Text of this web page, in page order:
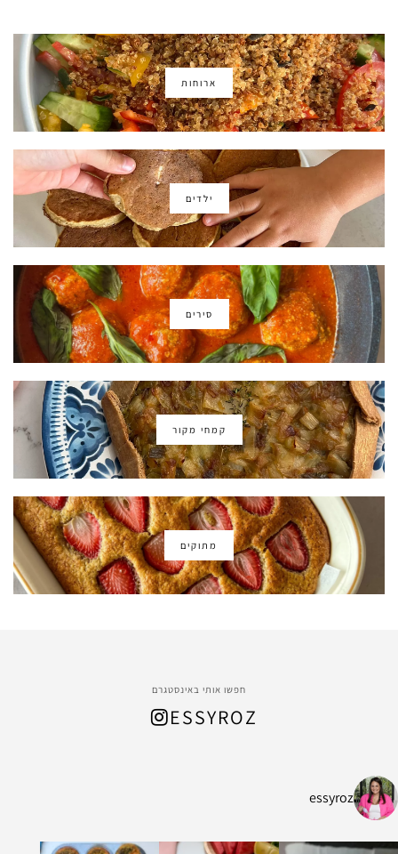
ארוחות
ילדים
סירים
קמחי מקור
מתוקים
חפשו אותי באינסטגרם
ESSYROZ
essyroz
החום המתקרב, הכנתי
ושיבולת שועל עשיר ומהמם שמתאים לארוח